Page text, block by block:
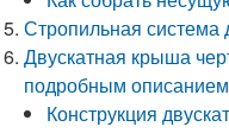
Стропильная система
Двускатная крыша
подробным описанием
Конструкция